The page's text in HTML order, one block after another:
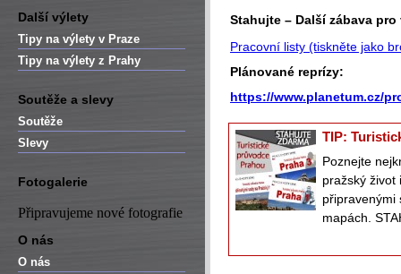
Další výlety
Tipy na výlety v Praze
Tipy na výlety z Prahy
Soutěže a slevy
Soutěže
Slevy
Fotogalerie
Připravujeme nové fotografie
O nás
O nás
Stahujte – Další zábava pro
Pracovní listy (tiskněte jako
Plánované reprízy:
https://www.planetum.cz/
TIP:
Poznejte
pražský život
připravenými
mapách.